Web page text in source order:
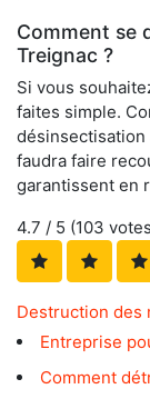
Comment se
Treignac ?
Si vous
faites simple.
désinsectisation
faudra faire
garantissent en
4.7 / 5 (103
Destruction des
Entreprise
Comment